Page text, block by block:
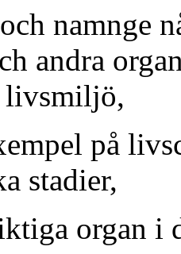
namnge
andra
livsmiljö,
på
stadier,
organ i